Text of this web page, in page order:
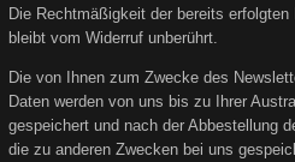
Die Rechtmäßigkeit der bereits
bleibt vom Widerruf unberührt.
Die von Ihnen zum Zwecke des
Daten werden von uns bis zu Ihrer
gespeichert und nach der Abbestellung
die zu anderen Zwecken bei uns